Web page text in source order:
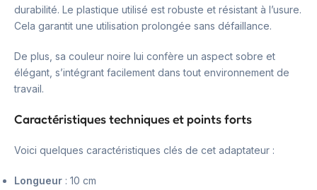
durabilité. Le plastique utilisé est robuste et résistant à l’usure.
Cela garantit une utilisation prolongée sans défaillance.
De plus, sa couleur noire lui confère un aspect sobre et
élégant, s’intégrant facilement dans tout environnement de
travail.
Caractéristiques techniques et points forts
Voici quelques caractéristiques clés de cet adaptateur :
Longueur : 10 cm